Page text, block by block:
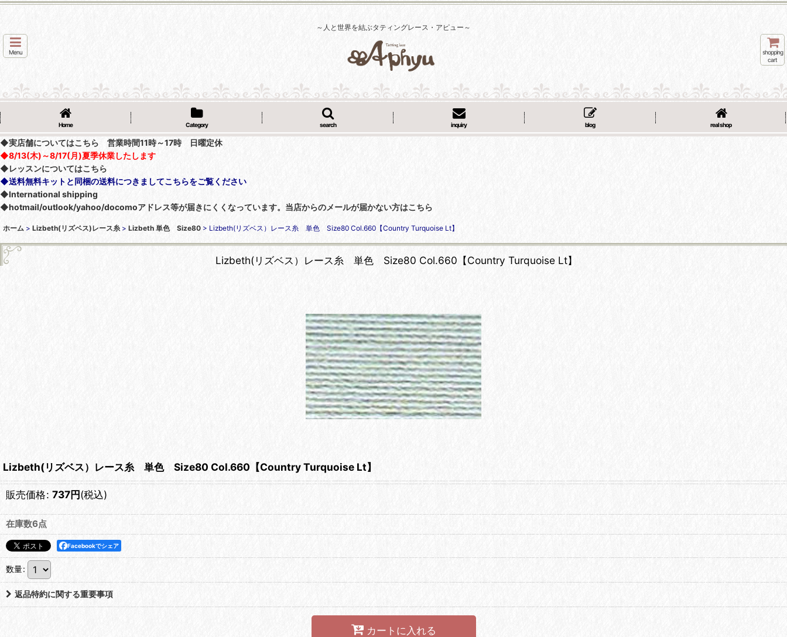
～人と世界を結ぶタティングレース・アピュー～
Menu
shopping
cart
Home Category search inquiry blog real shop
◆実店舗についてはこちら 営業時間11時～17時 日曜定休
◆8/13(木)～8/17(月)夏季休業したします
◆レッスンについてはこちら
◆送料無料キットと同梱の送料につきましてこちらをご覧ください
◆International shipping
◆hotmail/outlook/yahoo/docomoアドレス等が届きにくくなっています。当店からのメールが届かない方はこちら
ホーム > Lizbeth(リズベス)レース糸 > Lizbeth 単色 Size80 > Lizbeth(リズベス）レース糸 単色 Size80 Col.660【Country Turquoise Lt】
Lizbeth(リズベス）レース糸 単色 Size80 Col.660【Country Turquoise Lt】
Lizbeth(リズベス）レース糸 単色 Size80 Col.660【Country Turquoise Lt】
販売価格: 737円(税込)
在庫数6点
Facebookでシェア
数量:
返品特約に関する重要事項
カートに入れる